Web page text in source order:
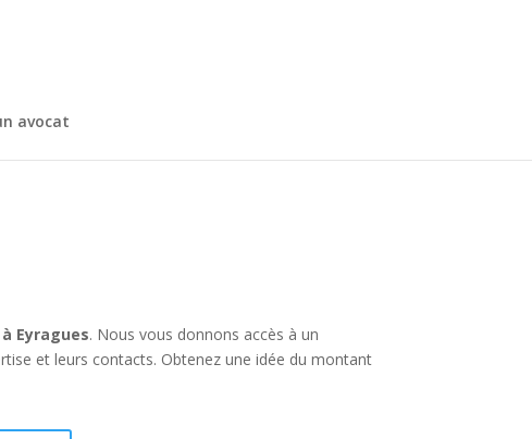
avocat
Eyragues. Nous vous donnons accès à un
et leurs contacts. Obtenez une idée du montant